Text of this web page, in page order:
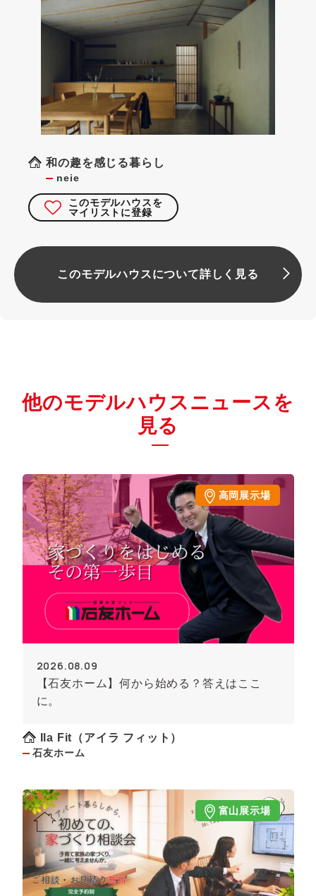
和の趣を感じる暮らし
neie
このモデルハウスを
マイリストに登録
このモデルハウスについて詳しく見る
他のモデルハウスニュースを
見る
高岡展示場
2026.08.09
【石友ホーム】何から始める？答えはここ
に。
Ila Fit（アイラ フィット）
石友ホーム
富山展示場